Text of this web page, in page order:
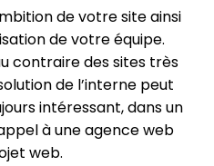
de votre site ainsi
de votre équipe.
contraire des sites très
de l’interne peut
intéressant, dans un
à une agence web
web.